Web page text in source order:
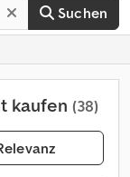
Suchen
kaufen (38)